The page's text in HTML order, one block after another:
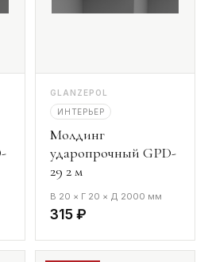
GLANZEPOL
ИНТЕРЬЕР
Молдинг
ударопрочный GPD-
29 2 м
В 20 × Г 20 × Д 2000 мм
315 ₽